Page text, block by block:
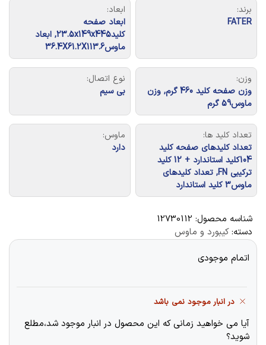
برند:
FATER
ابعاد:
ابعاد صفحه
کلید23.5x149x445, ابعاد
ماوس36.4X61.2X113.6
وزن:
وزن صفحه کلید 460 گرم, وزن
ماوس59 گرم
نوع اتصال:
بی سیم
تعداد کلید ها:
تعداد کلیدهای صفحه کلید
104کلید استاندارد + 12 کلید
ترکیبی FN, تعداد کلیدهای
ماوس3 کلید استاندارد
ماوس:
دارد
شناسه محصول: 12730112
دسته:کیبورد و ماوس
اتمام موجودی
در انبار موجود نمی باشد
آیا می خواهید زمانی که این محصول در انبار موجود شد،مطلع
شوید؟